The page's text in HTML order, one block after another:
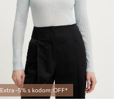
Extra -5% s kodom: OFF*